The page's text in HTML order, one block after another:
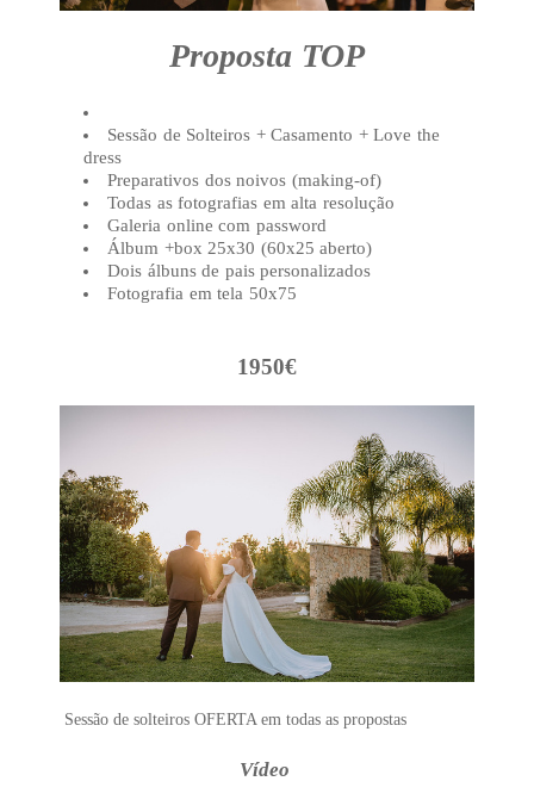
Proposta TOP
Sessão de Solteiros + Casamento + Love the
dress
Preparativos dos noivos (making-of)
Todas as fotografias em alta resolução
Galeria online com password
Álbum +box 25x30 (60x25 aberto)
Dois álbuns de pais personalizados
Fotografia em tela 50x75
1950€
Sessão de solteiros OFERTA em todas as propostas
Vídeo